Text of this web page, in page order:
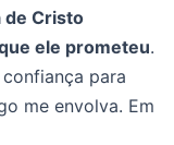
de Cristo
ele prometeu.
para
me envolva. Em